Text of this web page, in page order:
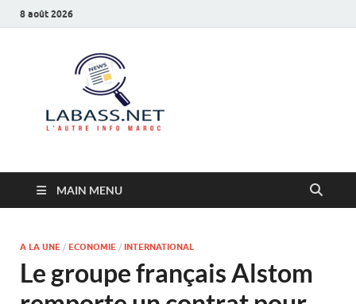
8 août 2026
MAIN MENU
A LA UNE / ECONOMIE / INTERNATIONAL
Le groupe français Alstom